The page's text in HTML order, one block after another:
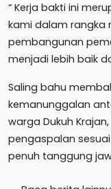
“ Kerja bakti ini
kami dalam
pembangunan
menjadi lebih baik
Saling bahu
kemanunggalan
warga Dukuh
pengaspalan
penuh tanggung